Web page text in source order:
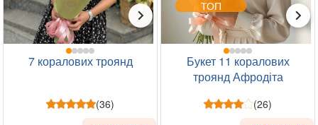
7 коралових троянд
(36)
ТОП
Букет 11 коралових
троянд Афродіта
(26)